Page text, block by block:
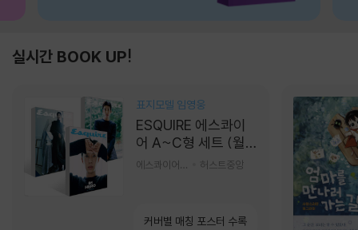
실시간 BOOK UP!
표지모델 임영웅
ESQUIRE 에스콰이
어 A~C형 세트 (월
간) : 9월 [2026]
허스트중앙
커버별 매칭 포스터 수록